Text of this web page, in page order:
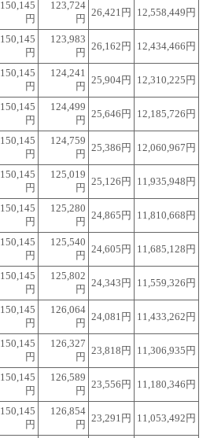
150,145
円
123,724
円
26,421円 12,558,449円
150,145
円
123,983
円
26,162円 12,434,466円
150,145
円
124,241
円
25,904円 12,310,225円
150,145
円
124,499
円
25,646円 12,185,726円
150,145
円
124,759
円
25,386円 12,060,967円
150,145
円
125,019
円
25,126円 11,935,948円
150,145
円
125,280
円
24,865円 11,810,668円
150,145
円
125,540
円
24,605円 11,685,128円
150,145
円
125,802
円
24,343円 11,559,326円
150,145
円
126,064
円
24,081円 11,433,262円
150,145
円
126,327
円
23,818円 11,306,935円
150,145
円
126,589
円
23,556円 11,180,346円
150,145
円
126,854
円
23,291円 11,053,492円